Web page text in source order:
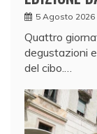
5 Agosto 2026
Quattro
degustazioni
del cibo.…